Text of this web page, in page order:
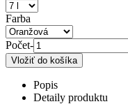
Farba
Počet-
Popis
Detaily produktu